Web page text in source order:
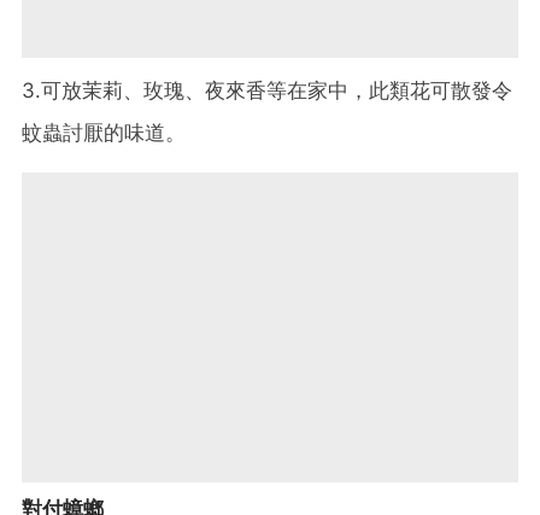
3.可放茉莉、玫瑰、夜來香等在家中，此類花可散發令
蚊蟲討厭的味道。
對付蟑螂